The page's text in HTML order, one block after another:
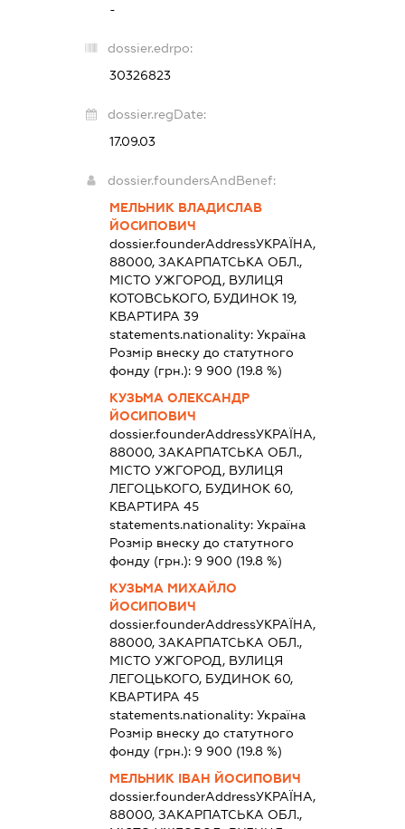
-
dossier.edrpo:
30326823
dossier.regDate:
17.09.03
dossier.foundersAndBenef:
МЕЛЬНИК ВЛАДИСЛАВ
ЙОСИПОВИЧ
dossier.founderAddressУКРАЇНА,
88000, ЗАКАРПАТСЬКА ОБЛ.,
МІСТО УЖГОРОД, ВУЛИЦЯ
КОТОВСЬКОГО, БУДИНОК 19,
КВАРТИРА 39
statements.nationality: Україна
Розмір внеску до статутного
фонду (грн.): 9 900 (19.8 %)
КУЗЬМА ОЛЕКСАНДР
ЙОСИПОВИЧ
dossier.founderAddressУКРАЇНА,
88000, ЗАКАРПАТСЬКА ОБЛ.,
МІСТО УЖГОРОД, ВУЛИЦЯ
ЛЕГОЦЬКОГО, БУДИНОК 60,
КВАРТИРА 45
statements.nationality: Україна
Розмір внеску до статутного
фонду (грн.): 9 900 (19.8 %)
КУЗЬМА МИХАЙЛО
ЙОСИПОВИЧ
dossier.founderAddressУКРАЇНА,
88000, ЗАКАРПАТСЬКА ОБЛ.,
МІСТО УЖГОРОД, ВУЛИЦЯ
ЛЕГОЦЬКОГО, БУДИНОК 60,
КВАРТИРА 45
statements.nationality: Україна
Розмір внеску до статутного
фонду (грн.): 9 900 (19.8 %)
МЕЛЬНИК ІВАН ЙОСИПОВИЧ
dossier.founderAddressУКРАЇНА,
88000, ЗАКАРПАТСЬКА ОБЛ.,